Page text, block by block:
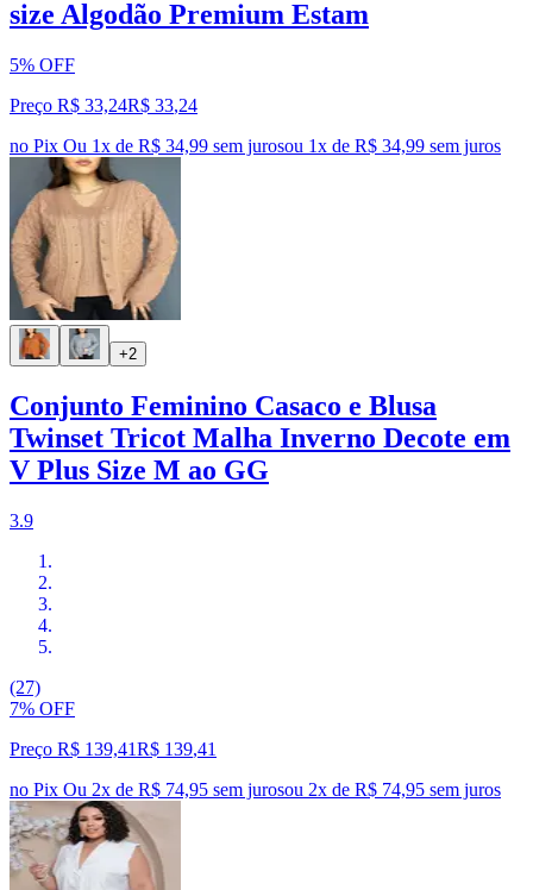
size Algodão Premium Estam
5% OFF
Preço R$ 33,24R$ 33,24
no Pix Ou 1x de R$ 34,99 sem jurosou 1x de R$ 34,99 sem juros
+2
Conjunto Feminino Casaco e Blusa
Twinset Tricot Malha Inverno Decote em
V Plus Size M ao GG
3.9
(27)
7% OFF
Preço R$ 139,41R$ 139,41
no Pix Ou 2x de R$ 74,95 sem jurosou 2x de R$ 74,95 sem juros